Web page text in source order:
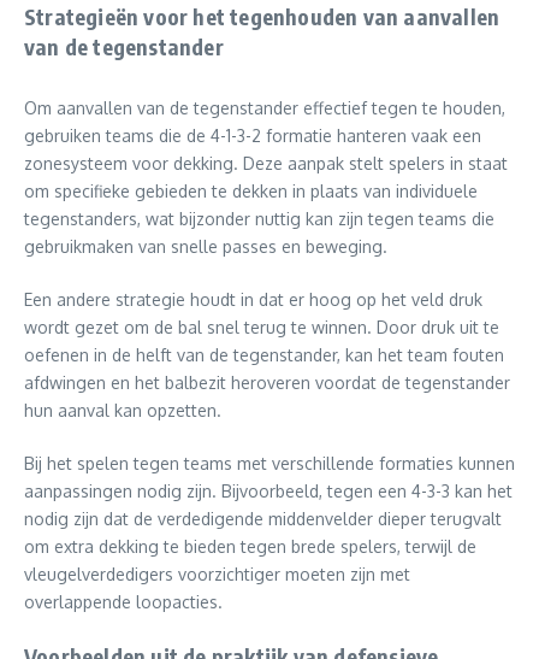
Strategieën voor het tegenhouden van aanvallen
van de tegenstander
Om aanvallen van de tegenstander effectief tegen te houden,
gebruiken teams die de 4-1-3-2 formatie hanteren vaak een
zonesysteem voor dekking. Deze aanpak stelt spelers in staat
om specifieke gebieden te dekken in plaats van individuele
tegenstanders, wat bijzonder nuttig kan zijn tegen teams die
gebruikmaken van snelle passes en beweging.
Een andere strategie houdt in dat er hoog op het veld druk
wordt gezet om de bal snel terug te winnen. Door druk uit te
oefenen in de helft van de tegenstander, kan het team fouten
afdwingen en het balbezit heroveren voordat de tegenstander
hun aanval kan opzetten.
Bij het spelen tegen teams met verschillende formaties kunnen
aanpassingen nodig zijn. Bijvoorbeeld, tegen een 4-3-3 kan het
nodig zijn dat de verdedigende middenvelder dieper terugvalt
om extra dekking te bieden tegen brede spelers, terwijl de
vleugelverdedigers voorzichtiger moeten zijn met
overlappende loopacties.